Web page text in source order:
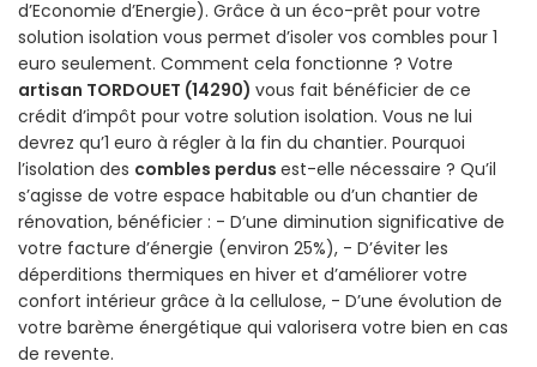
d’Economie d’Energie). Grâce à un éco-prêt pour votre
solution isolation vous permet d’isoler vos combles pour 1
euro seulement. Comment cela fonctionne ? Votre
artisan TORDOUET (14290) vous fait bénéficier de ce
crédit d’impôt pour votre solution isolation. Vous ne lui
devrez qu’1 euro à régler à la fin du chantier. Pourquoi
l’isolation des combles perdus est-elle nécessaire ? Qu’il
s’agisse de votre espace habitable ou d’un chantier de
rénovation, bénéficier : - D’une diminution significative de
votre facture d’énergie (environ 25%), - D’éviter les
déperditions thermiques en hiver et d’améliorer votre
confort intérieur grâce à la cellulose, - D’une évolution de
votre barème énergétique qui valorisera votre bien en cas
de revente.